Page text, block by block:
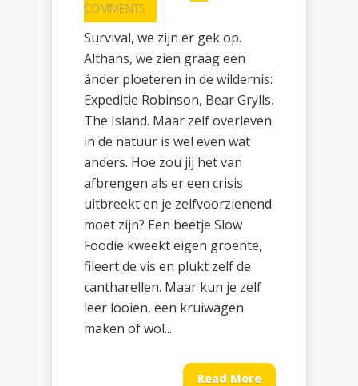
COMMENTS
Survival, we zijn er gek op.
Althans, we zien graag een
ánder ploeteren in de wildernis:
Expeditie Robinson, Bear Grylls,
The Island. Maar zelf overleven
in de natuur is wel even wat
anders. Hoe zou jij het van
afbrengen als er een crisis
uitbreekt en je zelfvoorzienend
moet zijn? Een beetje Slow
Foodie kweekt eigen groente,
fileert de vis en plukt zelf de
cantharellen. Maar kun je zelf
leer looien, een kruiwagen
maken of wol...
Read More